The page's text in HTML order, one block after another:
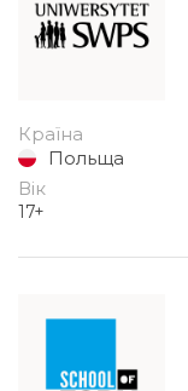
Країна
Польща
Вік
17+